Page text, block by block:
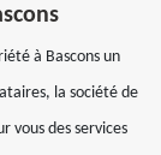
à Bascons un
la société de
vous des services